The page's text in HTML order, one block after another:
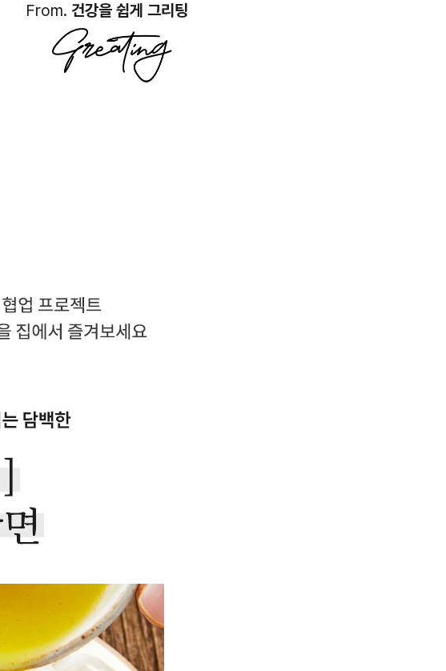
From. 건강을 쉽게 그리팅